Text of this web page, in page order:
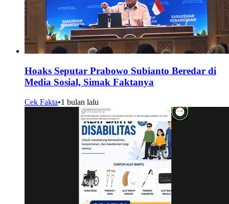
Hoaks Seputar Prabowo Subianto Beredar di
Media Sosial, Simak Faktanya
Cek Fakta•1 bulan lalu